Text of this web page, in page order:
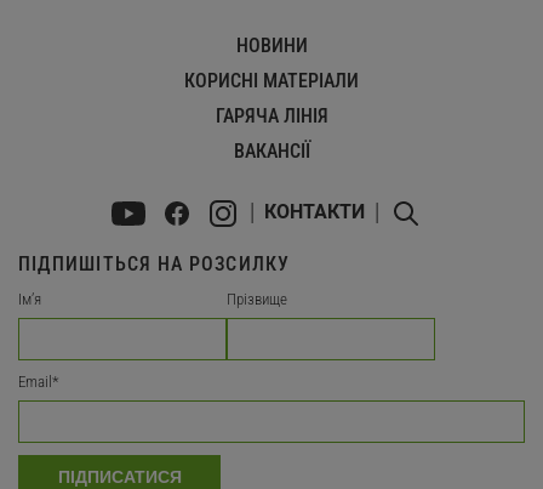
НОВИНИ
КОРИСНІ МАТЕРІАЛИ
ГАРЯЧА ЛІНІЯ
ВАКАНСІЇ
КОНТАКТИ
ПІДПИШІТЬСЯ НА РОЗСИЛКУ
Імʼя Прізвище
Email *
ПІДПИСАТИСЯ